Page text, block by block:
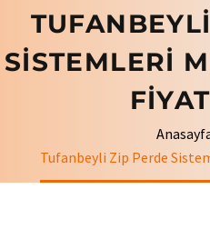
SISTEMLERI
Tufanbeyli Zip Perde